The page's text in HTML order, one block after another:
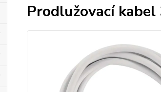
Prodlužovací